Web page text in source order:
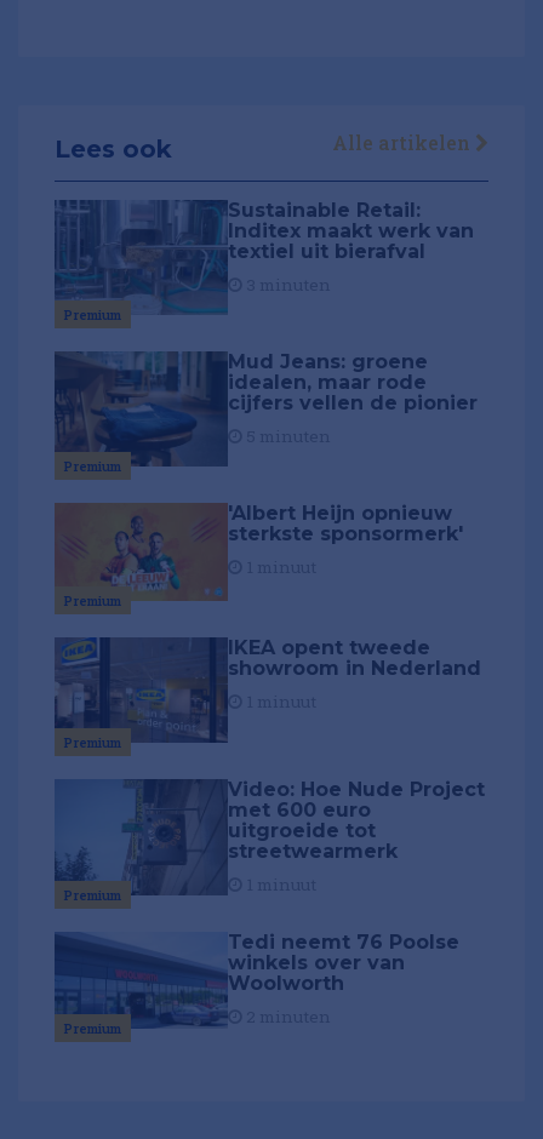
Lees ook Alle artikelen
Premium
Sustainable Retail:
Inditex maakt werk van
textiel uit bierafval
Premium
Mud Jeans: groene
idealen, maar rode
cijfers vellen de pionier
Premium
'Albert Heijn opnieuw
sterkste sponsormerk'
Premium
IKEA opent tweede
showroom in Nederland
Premium
Video: Hoe Nude Project
met 600 euro
uitgroeide tot
streetwearmerk
Premium
Tedi neemt 76 Poolse
winkels over van
Woolworth